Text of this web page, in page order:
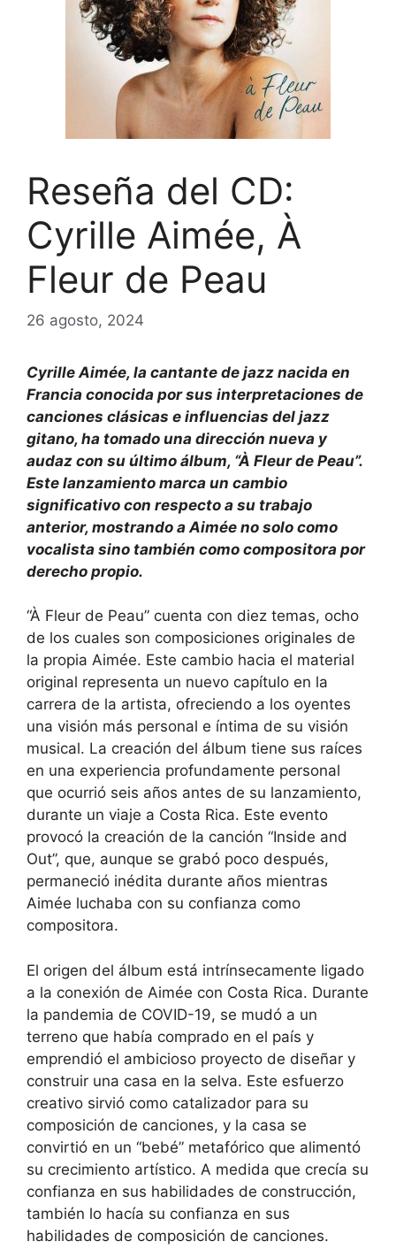
Reseña del CD:
Cyrille Aimée, À
Fleur de Peau
26 agosto, 2024
Cyrille Aimée, la cantante de jazz nacida en
Francia conocida por sus interpretaciones de
canciones clásicas e influencias del jazz
gitano, ha tomado una dirección nueva y
audaz con su último álbum, “À Fleur de Peau”.
Este lanzamiento marca un cambio
significativo con respecto a su trabajo
anterior, mostrando a Aimée no solo como
vocalista sino también como compositora por
derecho propio.
“À Fleur de Peau” cuenta con diez temas, ocho
de los cuales son composiciones originales de
la propia Aimée. Este cambio hacia el material
original representa un nuevo capítulo en la
carrera de la artista, ofreciendo a los oyentes
una visión más personal e íntima de su visión
musical. La creación del álbum tiene sus raíces
en una experiencia profundamente personal
que ocurrió seis años antes de su lanzamiento,
durante un viaje a Costa Rica. Este evento
provocó la creación de la canción “Inside and
Out”, que, aunque se grabó poco después,
permaneció inédita durante años mientras
Aimée luchaba con su confianza como
compositora.
El origen del álbum está intrínsecamente ligado
a la conexión de Aimée con Costa Rica. Durante
la pandemia de COVID-19, se mudó a un
terreno que había comprado en el país y
emprendió el ambicioso proyecto de diseñar y
construir una casa en la selva. Este esfuerzo
creativo sirvió como catalizador para su
composición de canciones, y la casa se
convirtió en un “bebé” metafórico que alimentó
su crecimiento artístico. A medida que crecía su
confianza en sus habilidades de construcción,
también lo hacía su confianza en sus
habilidades de composición de canciones.